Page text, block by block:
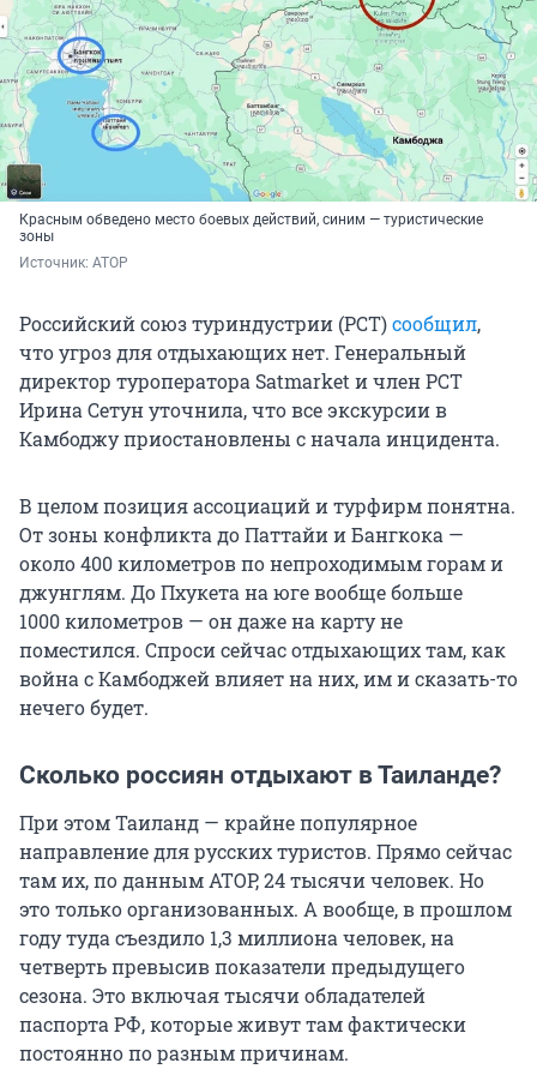
Красным обведено место боевых действий, синим — туристические
зоны
Источник: АТОР
Российский союз туриндустрии (РСТ)сообщил,
что угроз для отдыхающих нет. Генеральный
директор туроператора Satmarket и член РСТ
Ирина Сетун уточнила, что все экскурсии в
Камбоджу приостановлены с начала инцидента.
В целом позиция ассоциаций и турфирм понятна.
От зоны конфликта до Паттайи и Бангкока —
около400 километровпо непроходимым горам и
джунглям. До Пхукета на юге вообще больше
1000 километров — он даже на карту не
поместился. Спроси сейчас отдыхающих там, как
война с Камбоджей влияет на них, им и сказать-то
нечего будет.
Сколько россиян отдыхают в Таиланде?
При этом Таиланд — крайне популярное
направление для русских туристов. Прямо сейчас
там их, по данным АТОР, 24 тысячи человек. Но
это только организованных. А вообще, в прошлом
году туда съездило 1,3 миллиона человек, на
четверть превысив показатели предыдущего
сезона. Это включая тысячи обладателей
паспорта РФ, которые живут там фактически
постоянно по разным причинам.